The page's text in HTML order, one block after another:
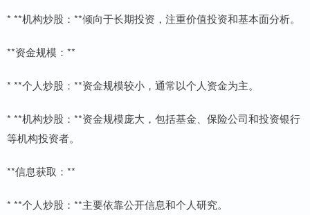
* **机构炒股：**倾向于长期投资，注重价值投资和基本面分析。
**资金规模：**
* **个人炒股：**资金规模较小，通常以个人资金为主。
* **机构炒股：**资金规模庞大，包括基金、保险公司和投资银行
等机构投资者。
**信息获取：**
* **个人炒股：**主要依靠公开信息和个人研究。